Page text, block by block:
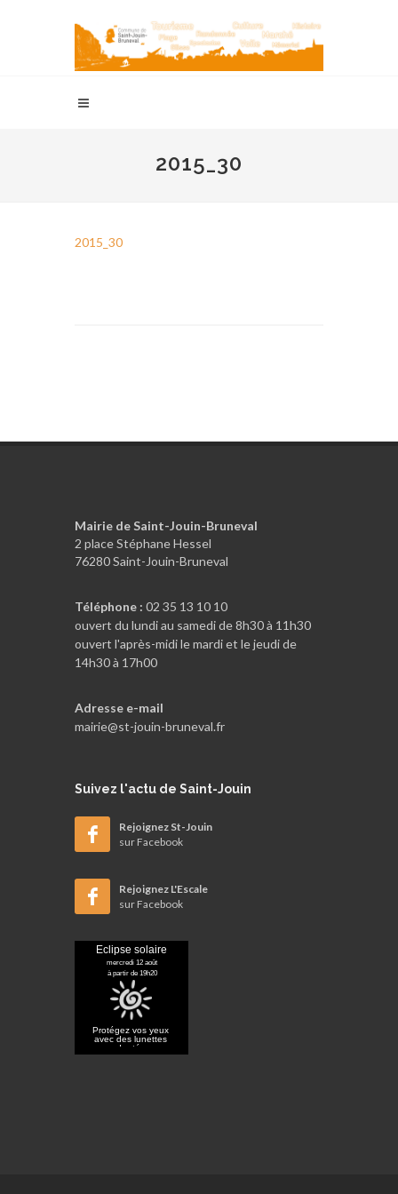
2015_30
2015_30
Mairie de Saint-Jouin-Bruneval
2 place Stéphane Hessel
76280 Saint-Jouin-Bruneval
Téléphone : 02 35 13 10 10
ouvert du lundi au samedi de 8h30 à 11h30
ouvert l'après-midi le mardi et le jeudi de
14h30 à 17h00
Adresse e-mail
mairie@st-jouin-bruneval.fr
Suivez l'actu de Saint-Jouin
Rejoignez St-Jouin
sur Facebook
Rejoignez L'Escale
sur Facebook